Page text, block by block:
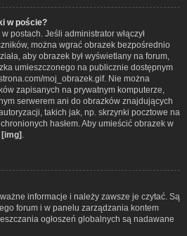
w poście?
postach. Jeśli administrator włączył
można wgrać obrazek bezpośrednio
aby obrazek był wyświetlany na forum,
umieszczonego na publicznie dostępnym
moj_obrazek.gif. Nie można
zapisanych na prywatnym komputerze,
serwerem ani do obrazków znajdujących
takich jak, np. skrzynki pocztowe na
hasłem. Aby umieścić obrazek w
[img]
informacje i należy zawsze je czytać. Są
forum i w panelu zarządzania kontem
ogłoszeń globalnych są nadawane